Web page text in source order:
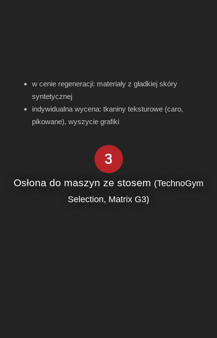
w cenie regeneracji: materiały z gładkiej skóry
syntetycznej
indywidualna wycena: tkaniny teksturowe (caro,
pikowane), wyszycie grafiki
3
Osłona do maszyn ze stosem (TechnoGym
Selection, Matrix G3)